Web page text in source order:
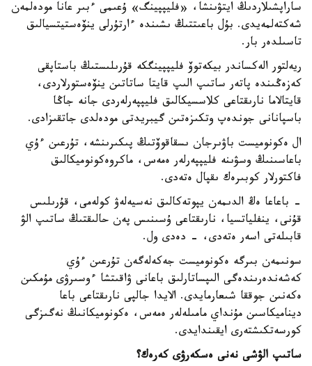
ساراپشىلاردىڭ ايتۋىنشا، «فليپپينگ» ۇعىمى ءبىر عانا مودەلمەن
شەكتەلمەيدى. بۇل باعىتتىڭ ىشىندە ءارتۇرلى ينۆەستيتسيالىق
تاسىلدەر بار.
ريەلتور الەكساندر بيكەتوۆ فليپپينگكە قۇرىلىستىڭ باستاپقى
كەزەڭىندە پاتەر ساتىپ الىپ قايتا ساتاتىن ينۆەستورلاردى،
قايتالاما نارىقتاعى كلاسسيكالىق فليپپەرلەردى جانە جاڭا
باسپانانى جوندەپ وتكىزەتىن گيبريدتى مودەلدى جاتقىزادى.
ال ەكونوميست باۋىرجان ىسقاقوۆتىڭ پىكىرىنشە، تۇرعىن ءۇي
باعاسىنىڭ وسۋىنە فليپپەرلەر ەمەس، ماكروەكونوميكالىق
فاكتورلار كوبىرەك ىقپال ەتەدى.
- باعاعا ەڭ الدىمەن يپوتەكالىق نەسيەلەۋ كولەمى، قۇرىلىس
قۇنى، ينفلياتسيا، نارىقتاعى ۇسىنىس پەن حالىقتىڭ ساتىپ الۋ
قابىلەتى اسەر ەتەدى، - دەدى ول.
سونىمەن بىرگە ەكونوميست جەكەلەگەن تۇرعىن ءۇي
كەشەندەرىندەگى الىپساتارلىق باعانى ۋاقىتشا ءوسىرۋى مۇمكىن
ەكەنىن جوققا شىعارمايدى. الايدا جالپى نارىقتاعى باعا
ديناميكاسىن مۇنداي مامىلەلەر ەمەس، ەكونوميكانىڭ نەگىزگى
كورسەتكىشتەرى ايقىندايدى.
ساتىپ الۋشى نەنى ەسكەرۋى كەرەك؟